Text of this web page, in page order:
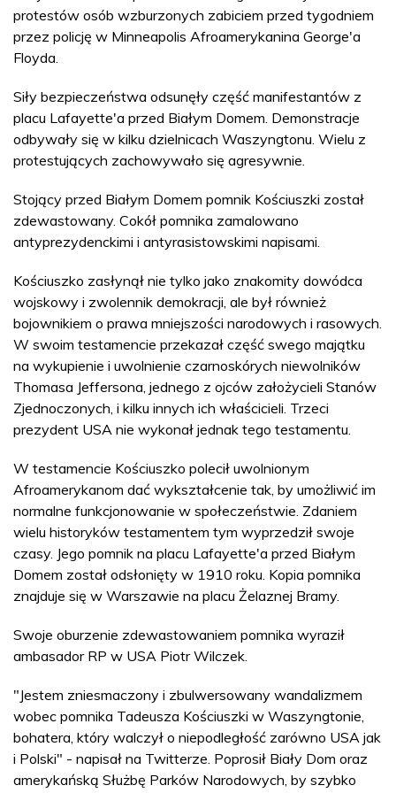
protestów osób wzburzonych zabiciem przed tygodniem
przez policję w Minneapolis Afroamerykanina George'a
Floyda.
Siły bezpieczeństwa odsunęły część manifestantów z
placu Lafayette'a przed Białym Domem. Demonstracje
odbywały się w kilku dzielnicach Waszyngtonu. Wielu z
protestujących zachowywało się agresywnie.
Stojący przed Białym Domem pomnik Kościuszki został
zdewastowany. Cokół pomnika zamalowano
antyprezydenckimi i antyrasistowskimi napisami.
Kościuszko zasłynął nie tylko jako znakomity dowódca
wojskowy i zwolennik demokracji, ale był również
bojownikiem o prawa mniejszości narodowych i rasowych.
W swoim testamencie przekazał część swego majątku
na wykupienie i uwolnienie czarnoskórych niewolników
Thomasa Jeffersona, jednego z ojców założycieli Stanów
Zjednoczonych, i kilku innych ich właścicieli. Trzeci
prezydent USA nie wykonał jednak tego testamentu.
W testamencie Kościuszko polecił uwolnionym
Afroamerykanom dać wykształcenie tak, by umożliwić im
normalne funkcjonowanie w społeczeństwie. Zdaniem
wielu historyków testamentem tym wyprzedził swoje
czasy. Jego pomnik na placu Lafayette'a przed Białym
Domem został odsłonięty w 1910 roku. Kopia pomnika
znajduje się w Warszawie na placu Żelaznej Bramy.
Swoje oburzenie zdewastowaniem pomnika wyraził
ambasador RP w USA Piotr Wilczek.
"Jestem zniesmaczony i zbulwersowany wandalizmem
wobec pomnika Tadeusza Kościuszki w Waszyngtonie,
bohatera, który walczył o niepodległość zarówno USA jak
i Polski" - napisał na Twitterze. Poprosił Biały Dom oraz
amerykańską Służbę Parków Narodowych, by szybko